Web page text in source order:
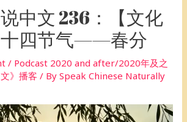
中文 236：【文化
十四节气——春分
/ Podcast 2020 and after/2020年及之
》播客 / BySpeak Chinese Naturally